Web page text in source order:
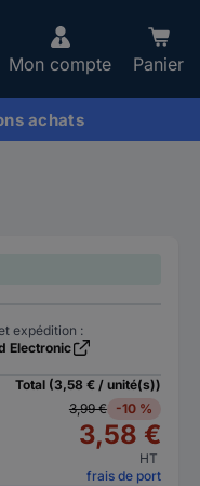
Mon compte Panier
achats
expédition :
Electronic
Total (3,58 € / unité(s))
3,99 €
-10 %
3,58 €
HT
frais de port